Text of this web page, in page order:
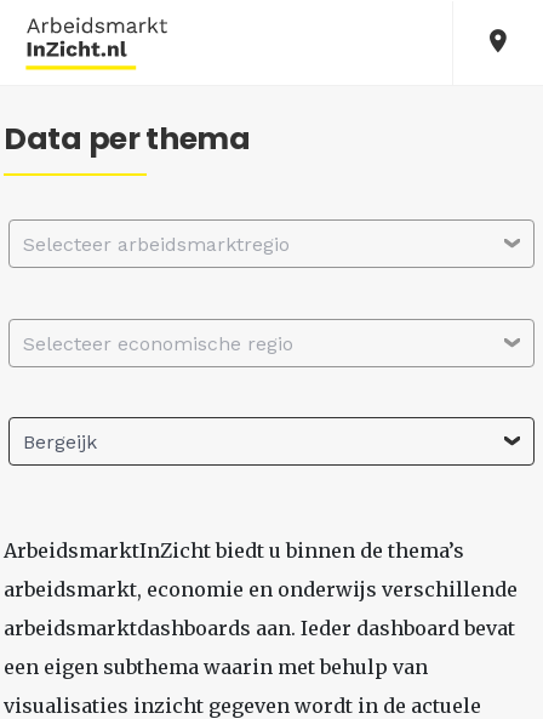
Data per thema
Selecteer arbeidsmarktregio
Selecteer economische regio
Bergeijk
ArbeidsmarktInZicht biedt u binnen de thema’s
arbeidsmarkt, economie en onderwijs verschillende
arbeidsmarktdashboards aan. Ieder dashboard bevat
een eigen subthema waarin met behulp van
visualisaties inzicht gegeven wordt in de actuele